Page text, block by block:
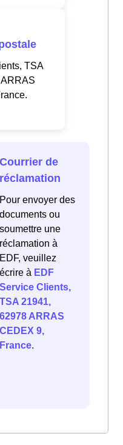
TSA
Courrier de
réclamation
Pour envoyer des
documents ou
soumettre une
réclamation à
EDF, veuillez
écrire à EDF
Service Clients,
TSA 21941,
62978 ARRAS
CEDEX 9,
France.